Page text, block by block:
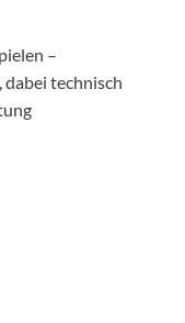
–
technisch